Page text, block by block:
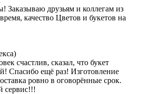
Заказываю друзьям и коллегам из
качество Цветов и букетов на
счастлив, сказал, что букет
Спасибо ещё раз! Изготовление
ровно в оговорённые срок.
сервис!!!